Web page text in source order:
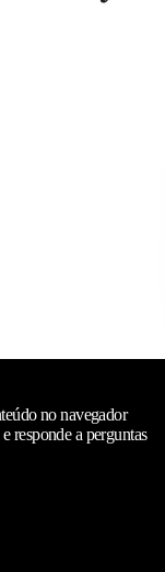
no navegador
responde a perguntas